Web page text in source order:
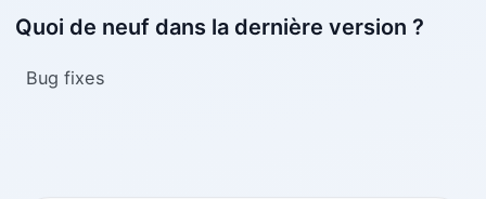
Quoi de neuf dans la dernière version ?
Bug fixes